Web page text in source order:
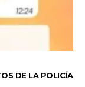
DE LA POLICÍA